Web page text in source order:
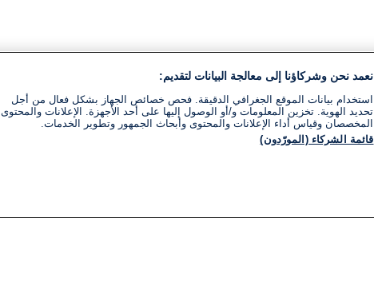
نعمد نحن وشركاؤنا إلى معالجة البيانات لتقديم:
استخدام بيانات الموقع الجغرافي الدقيقة. فحص خصائص الجهاز بشكل فعال من أجل
تحديد الهوية. تخزين المعلومات و/أو الوصول إليها على أحد الأجهزة. الإعلانات والمحتوى
المخصصان وقياس أداء الإعلانات والمحتوى وأبحاث الجمهور وتطوير الخدمات.
قائمة الشركاء (المورّدون)